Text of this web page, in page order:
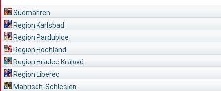
Südmähren
Region Karlsbad
Region Pardubice
Region Hochland
Region Hradec Králové
Region Liberec
Mährisch-Schlesien